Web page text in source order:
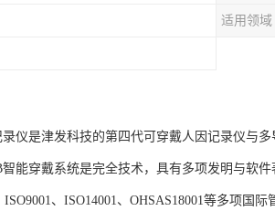
适用领域
仪是津发科技的第四代可穿戴人因记录仪与
能穿戴系统是完全技术，具有多项发明与软
、ISO14001、OHSAS18001等多项国际